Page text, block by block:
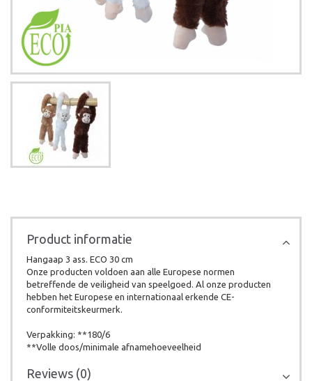
Product informatie
Hangaap 3 ass. ECO 30 cm
Onze producten voldoen aan alle Europese normen
betreffende de veiligheid van speelgoed. Al onze producten
hebben het Europese en internationaal erkende CE-
conformiteitskeurmerk.
Verpakking: **180/6
**Volle doos/minimale afnamehoeveelheid
Reviews (0)